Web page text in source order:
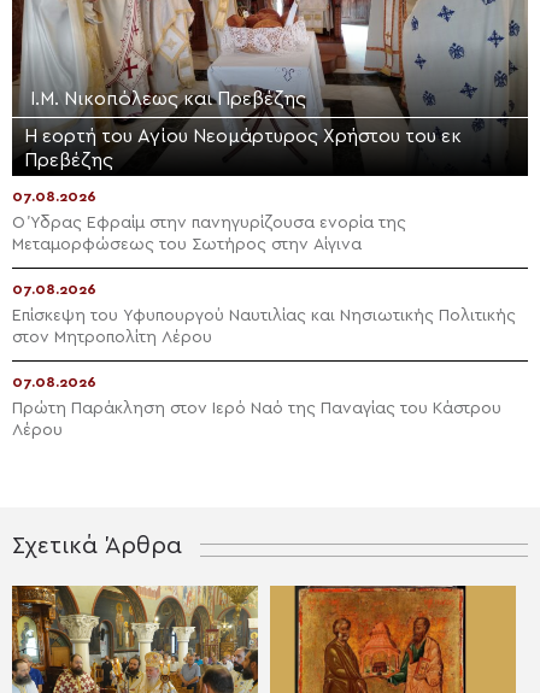
Ι.Μ. Νικοπόλεως και Πρεβέζης
Η εορτή του Αγίου Νεομάρτυρος Χρήστου του εκ
Πρεβέζης
07.08.2026
Ο Ύδρας Εφραίμ στην πανηγυρίζουσα ενορία της
Μεταμορφώσεως του Σωτήρος στην Αίγινα
07.08.2026
Επίσκεψη του Υφυπουργού Ναυτιλίας και Νησιωτικής Πολιτικής
στον Μητροπολίτη Λέρου
07.08.2026
Πρώτη Παράκληση στον Ιερό Ναό της Παναγίας του Κάστρου
Λέρου
Σχετικά Άρθρα